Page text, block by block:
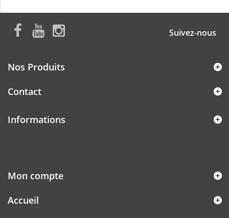
Suivez-nous
Nos Produits
Contact
Informations
Mon compte
Accueil